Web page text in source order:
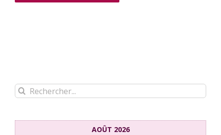
Rechercher:
AOÛT 2026